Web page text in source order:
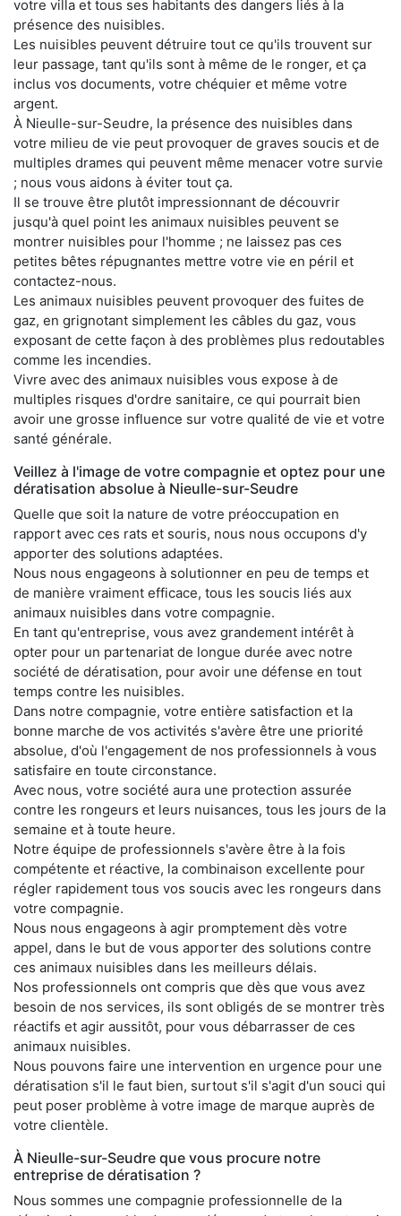
votre villa et tous ses habitants des dangers liés à la
présence des nuisibles.
Les nuisibles peuvent détruire tout ce qu'ils trouvent sur
leur passage, tant qu'ils sont à même de le ronger, et ça
inclus vos documents, votre chéquier et même votre
argent.
À Nieulle-sur-Seudre, la présence des nuisibles dans
votre milieu de vie peut provoquer de graves soucis et de
multiples drames qui peuvent même menacer votre survie
; nous vous aidons à éviter tout ça.
Il se trouve être plutôt impressionnant de découvrir
jusqu'à quel point les animaux nuisibles peuvent se
montrer nuisibles pour l'homme ; ne laissez pas ces
petites bêtes répugnantes mettre votre vie en péril et
contactez-nous.
Les animaux nuisibles peuvent provoquer des fuites de
gaz, en grignotant simplement les câbles du gaz, vous
exposant de cette façon à des problèmes plus redoutables
comme les incendies.
Vivre avec des animaux nuisibles vous expose à de
multiples risques d'ordre sanitaire, ce qui pourrait bien
avoir une grosse influence sur votre qualité de vie et votre
santé générale.
Veillez à l'image de votre compagnie et optez pour une
dératisation absolue à Nieulle-sur-Seudre
Quelle que soit la nature de votre préoccupation en
rapport avec ces rats et souris, nous nous occupons d'y
apporter des solutions adaptées.
Nous nous engageons à solutionner en peu de temps et
de manière vraiment efficace, tous les soucis liés aux
animaux nuisibles dans votre compagnie.
En tant qu'entreprise, vous avez grandement intérêt à
opter pour un partenariat de longue durée avec notre
société de dératisation, pour avoir une défense en tout
temps contre les nuisibles.
Dans notre compagnie, votre entière satisfaction et la
bonne marche de vos activités s'avère être une priorité
absolue, d'où l'engagement de nos professionnels à vous
satisfaire en toute circonstance.
Avec nous, votre société aura une protection assurée
contre les rongeurs et leurs nuisances, tous les jours de la
semaine et à toute heure.
Notre équipe de professionnels s'avère être à la fois
compétente et réactive, la combinaison excellente pour
régler rapidement tous vos soucis avec les rongeurs dans
votre compagnie.
Nous nous engageons à agir promptement dès votre
appel, dans le but de vous apporter des solutions contre
ces animaux nuisibles dans les meilleurs délais.
Nos professionnels ont compris que dès que vous avez
besoin de nos services, ils sont obligés de se montrer très
réactifs et agir aussitôt, pour vous débarrasser de ces
animaux nuisibles.
Nous pouvons faire une intervention en urgence pour une
dératisation s'il le faut bien, surtout s'il s'agit d'un souci qui
peut poser problème à votre image de marque auprès de
votre clientèle.
À Nieulle-sur-Seudre que vous procure notre
entreprise de dératisation ?
Nous sommes une compagnie professionnelle de la